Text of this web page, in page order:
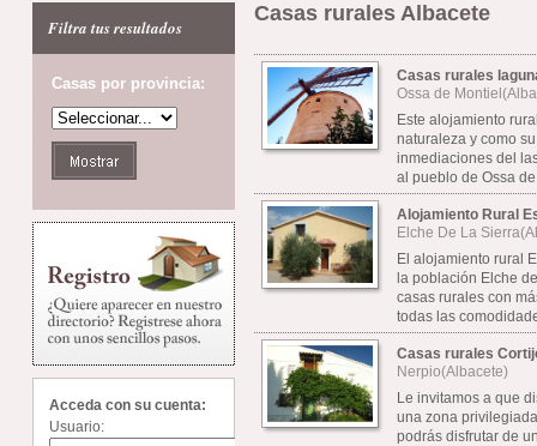
Filtra tus resultados
Casas por provincia:
Acceda con su cuenta:
Usuario:
Casas rurales Albacete
Casas rurales
Ossa de
Este alojamiento
naturaleza y como
inmediaciones del
al pueblo de Ossa
Alojamiento Rural
Elche De La
El alojamiento rural
la población Elche
casas rurales con
todas las
Casas rurales
Nerpio(Albacete)
Le invitamos a que
una zona
podrás disfrutar de